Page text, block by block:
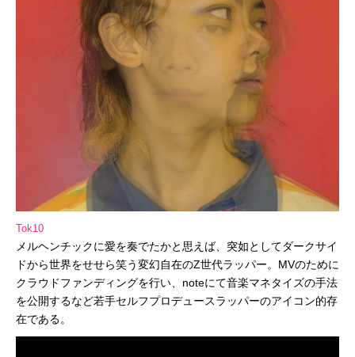
Tok10
メルヘンチックに愛を奏でたかと思えば、 突如としてダークサイ
ドから世界をせせら笑う変幻自在のZ世代ラ ッパー。 MVのために
クラウドファンディングを行い、 noteにて音楽マネタイズの手法
を公開するなど若手セルフプロデュースラ ッパーのアイコン的存
在である。